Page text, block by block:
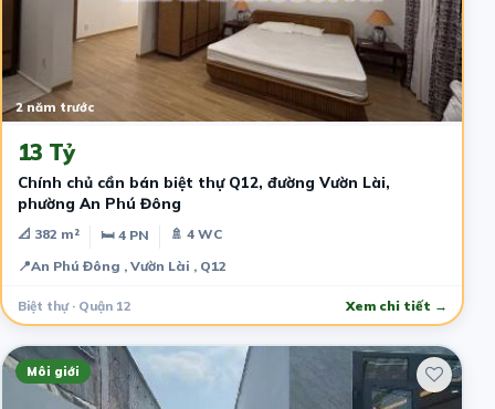
2 năm trước
13 Tỷ
Chính chủ cần bán biệt thự Q12, đường Vườn Lài,
phường An Phú Đông
📐 382 m² 🛏 4 PN
🚿 4 WC
📍An Phú Đông , Vườn Lài , Q12
Biệt thự · Quận 12 Xem chi tiết →
Môi giới